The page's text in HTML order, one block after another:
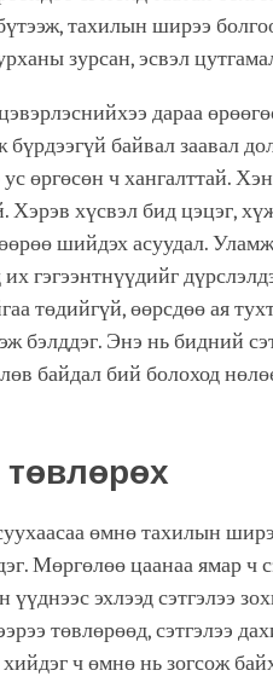
тахилын ширээ
зурсан, эсвэл
дараа
байвал заавал
өргөсөн ч хангалттай.
Хэрэв хүсвэл бид цэцэг,
шийдэх асуудал.
гэгээнтнүүдийг
төдийгүй, өөрсдөө ая
бэлддэг. Энэ нь бидний
байдал бий болоход
өмнө тахилын
Мөргөлөө цаанаа ямар ч
эхлээд сэтгэлээ
төвлөрөөд, сэтгэлээ
ч өмнө нь зогсож